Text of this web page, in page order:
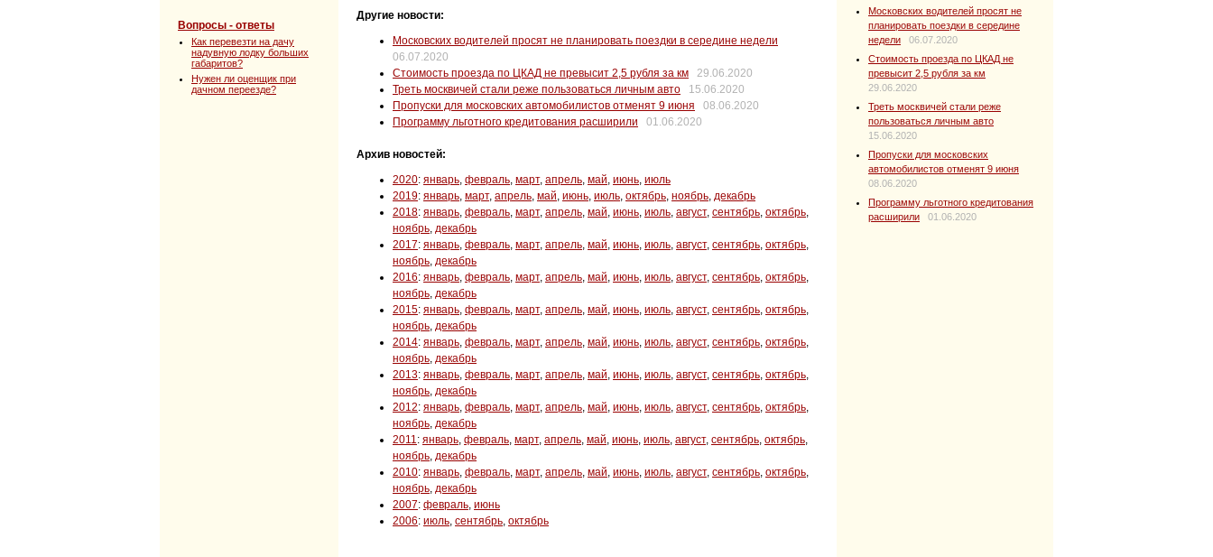
Вопросы - ответы
Как перевезти на дачу
надувную лодку больших
габаритов?
Нужен ли оценщик при
дачном переезде?
Другие новости:
Московских водителей просят не планировать поездки в середине недели
06.07.2020
Стоимость проезда по ЦКАД не превысит 2,5 рубля за км
29.06.2020
Треть москвичей стали реже пользоваться личным авто
15.06.2020
Пропуски для московских автомобилистов отменят 9 июня
08.06.2020
Программу льготного кредитования расширили
01.06.2020
Архив новостей:
2020: январь, февраль, март, апрель, май, июнь, июль
2019: январь, март, апрель, май, июнь, июль, октябрь, ноябрь, декабрь
2018: январь, февраль, март, апрель, май, июнь, июль, август, сентябрь, октябрь,
ноябрь, декабрь
2017: январь, февраль, март, апрель, май, июнь, июль, август, сентябрь, октябрь,
ноябрь, декабрь
2016: январь, февраль, март, апрель, май, июнь, июль, август, сентябрь, октябрь,
ноябрь, декабрь
2015: январь, февраль, март, апрель, май, июнь, июль, август, сентябрь, октябрь,
ноябрь, декабрь
2014: январь, февраль, март, апрель, май, июнь, июль, август, сентябрь, октябрь,
ноябрь, декабрь
2013: январь, февраль, март, апрель, май, июнь, июль, август, сентябрь, октябрь,
ноябрь, декабрь
2012: январь, февраль, март, апрель, май, июнь, июль, август, сентябрь, октябрь,
ноябрь, декабрь
2011: январь, февраль, март, апрель, май, июнь, июль, август, сентябрь, октябрь,
ноябрь, декабрь
2010: январь, февраль, март, апрель, май, июнь, июль, август, сентябрь, октябрь,
ноябрь, декабрь
2007: февраль, июнь
2006: июль, сентябрь, октябрь
Московских водителей просят не
планировать поездки в середине
недели
06.07.2020
Стоимость проезда по ЦКАД не
превысит 2,5 рубля за км
29.06.2020
Треть москвичей стали реже
пользоваться личным авто
15.06.2020
Пропуски для московских
автомобилистов отменят 9 июня
08.06.2020
Программу льготного кредитования
расширили
01.06.2020